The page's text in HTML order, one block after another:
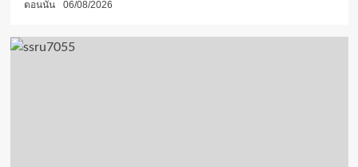
ตอนนั้น 06/08/2026